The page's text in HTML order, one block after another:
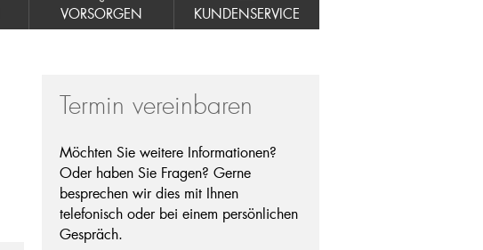
VORSORGEN KUNDENSERVICE
Termin vereinbaren
Möchten Sie weitere Informationen?
Oder haben Sie Fragen? Gerne
besprechen wir dies mit Ihnen
telefonisch oder bei einem persönlichen
Gespräch.